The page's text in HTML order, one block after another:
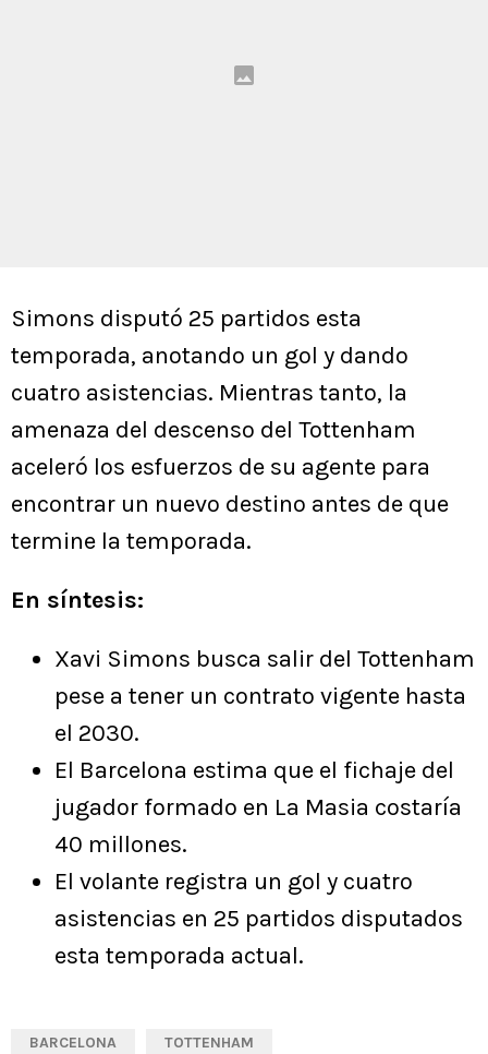
Simons disputó 25 partidos esta
temporada, anotando un gol y dando
cuatro asistencias. Mientras tanto, la
amenaza del descenso del Tottenham
aceleró los esfuerzos de su agente para
encontrar un nuevo destino antes de que
termine la temporada.
En síntesis:
Xavi Simons busca salir del Tottenham
pese a tener un contrato vigente hasta
el 2030.
El Barcelona estima que el fichaje del
jugador formado en La Masia costaría
40 millones.
El volante registra un gol y cuatro
asistencias en 25 partidos disputados
esta temporada actual.
BARCELONA TOTTENHAM